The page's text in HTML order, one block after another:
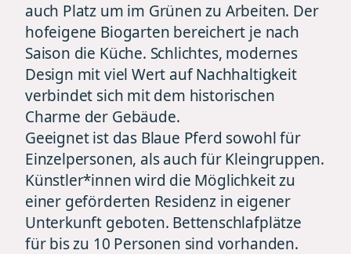
auch Platz um im Grünen zu Arbeiten. Der
hofeigene Biogarten bereichert je nach
Saison die Küche. Schlichtes, modernes
Design mit viel Wert auf Nachhaltigkeit
verbindet sich mit dem historischen
Charme der Gebäude.
Geeignet ist das Blaue Pferd sowohl für
Einzelpersonen, als auch für Kleingruppen.
Künstler*innen wird die Möglichkeit zu
einer geförderten Residenz in eigener
Unterkunft geboten. Bettenschlafplätze
für bis zu 10 Personen sind vorhanden.